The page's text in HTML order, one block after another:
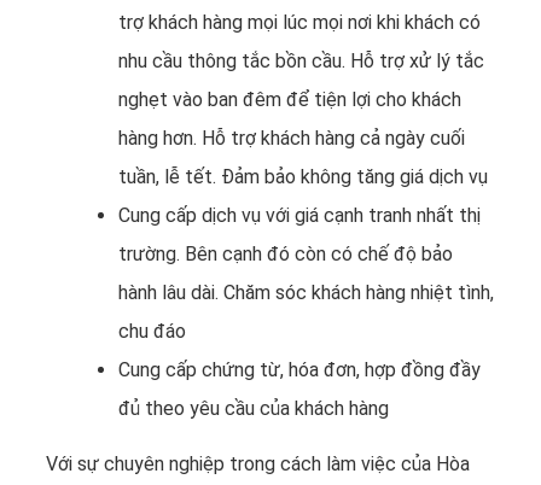
trợ khách hàng mọi lúc mọi nơi khi khách có
nhu cầu thông tắc bồn cầu. Hỗ trợ xử lý tắc
nghẹt vào ban đêm để tiện lợi cho khách
hàng hơn. Hỗ trợ khách hàng cả ngày cuối
tuần, lễ tết. Đảm bảo không tăng giá dịch vụ
Cung cấp dịch vụ với giá cạnh tranh nhất thị
trường. Bên cạnh đó còn có chế độ bảo
hành lâu dài. Chăm sóc khách hàng nhiệt tình,
chu đáo
Cung cấp chứng từ, hóa đơn, hợp đồng đầy
đủ theo yêu cầu của khách hàng
Với sự chuyên nghiệp trong cách làm việc của Hòa